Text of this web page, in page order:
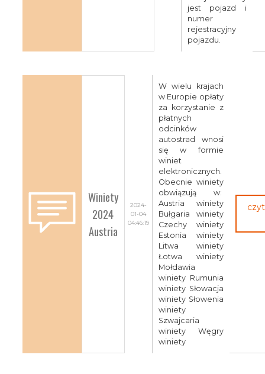
jest pojazd i
numer
rejestracyjny
pojazdu.
Winiety
2024
Austria
2024-
01-04
04:46:19
W wielu krajach
w Europie opłaty
za korzystanie z
płatnych
odcinków
autostrad wnosi
się w formie
winiet
elektronicznych.
Obecnie winiety
obwiązują w:
Austria winiety
Bułgaria winiety
Czechy winiety
Estonia winiety
Litwa winiety
Łotwa winiety
Mołdawia
winiety Rumunia
winiety Słowacja
winiety Słowenia
winiety
Szwajcaria
winiety Węgry
winiety